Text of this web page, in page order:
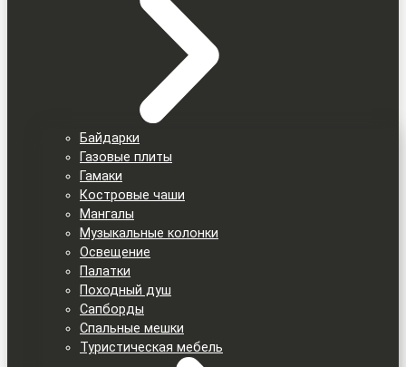
Байдарки
Газовые плиты
Гамаки
Костровые чаши
Мангалы
Музыкальные колонки
Освещение
Палатки
Походный душ
Сапборды
Спальные мешки
Туристическая мебель